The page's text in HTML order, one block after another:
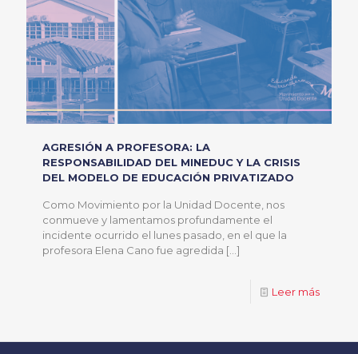
AGRESIÓN A PROFESORA: LA
RESPONSABILIDAD DEL MINEDUC Y LA CRISIS
DEL MODELO DE EDUCACIÓN PRIVATIZADO
Como Movimiento por la Unidad Docente, nos
conmueve y lamentamos profundamente el
incidente ocurrido el lunes pasado, en el que la
profesora Elena Cano fue agredida […]
Leer más